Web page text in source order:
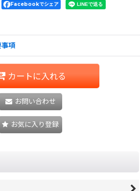
Facebookでシェア
項
カートに入れる
お問い合わせ
お気に入り登録